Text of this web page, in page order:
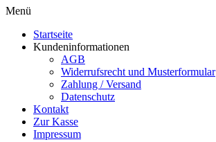
Menü
Startseite
Kundeninformationen
AGB
Widerrufsrecht und Musterformular
Zahlung / Versand
Datenschutz
Kontakt
Zur Kasse
Impressum